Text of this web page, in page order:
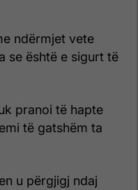
ndërmjet vete
se është e sigurt të
pranoi të hapte
të gatshëm ta
u përgjigj ndaj